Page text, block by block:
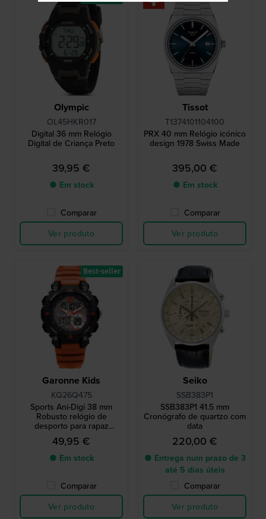
Olympic
OL45HKR017
Digital 36 mm Relógio
Digital de Criança Preto
39,95 €
● Em stock
Comparar
Ver produto
Tissot
T1374101104100
PRX 40 mm Relógio icónico
design 1978 Swiss Made
395,00 €
● Em stock
Comparar
Ver produto
Garonne Kids
KQ26Q475
Sports Ani-Digi 38 mm
Robusto relógio de
desporto para rapaz
analógico e digital
49,95 €
● Em stock
Comparar
Ver produto
Best-seller
Seiko
SSB383P1
SSB383P1 41.5 mm
Cronógrafo de quartzo com
data
220,00 €
● Entrega num prazo de 3
até 5 dias úteis
Comparar
Ver produto